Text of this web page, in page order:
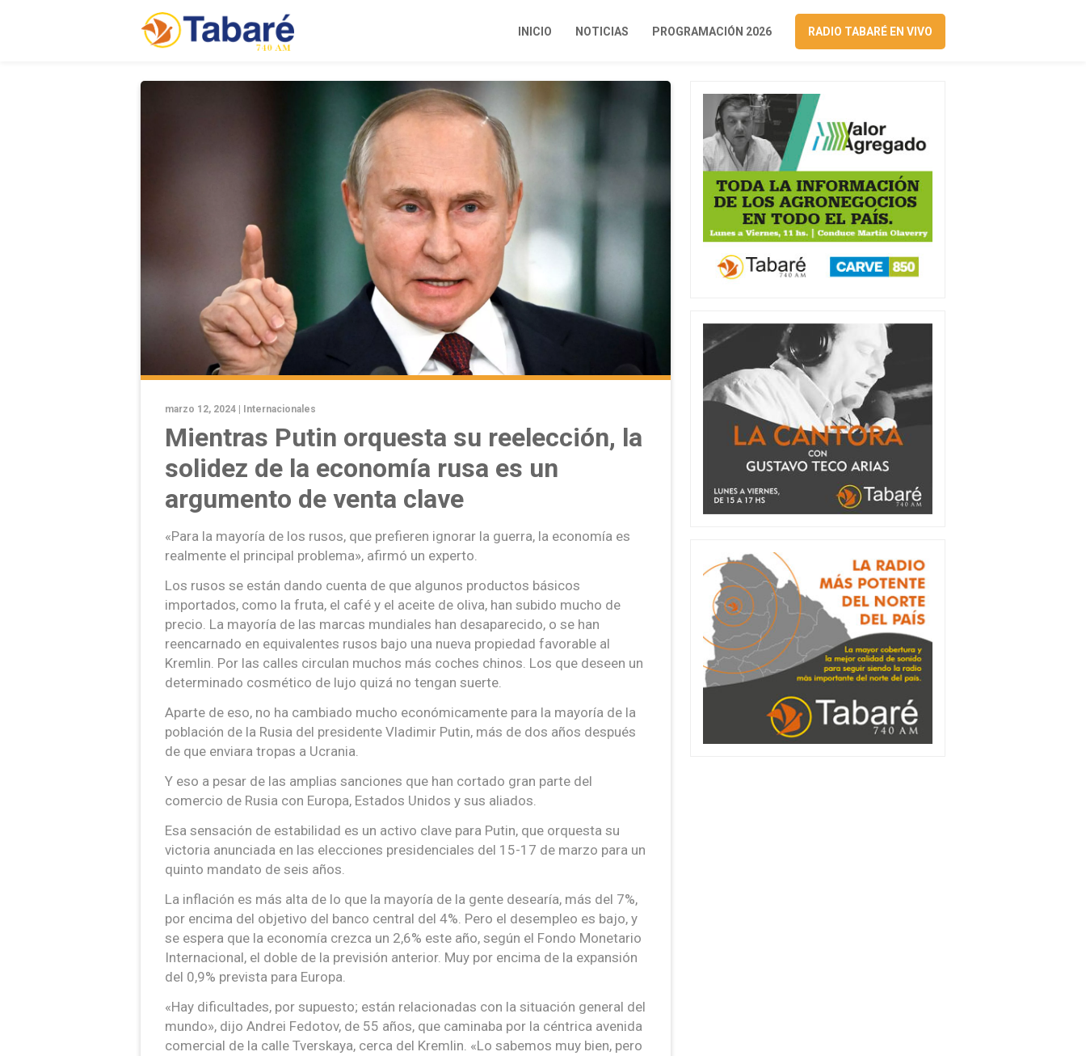
INICIO NOTICIAS PROGRAMACIÓN 2026 RADIO TABARÉ EN VIVO
marzo 12, 2024 | Internacionales
Mientras Putin orquesta su reelección, la
solidez de la economía rusa es un
argumento de venta clave
«Para la mayoría de los rusos, que prefieren ignorar la guerra, la economía es
realmente el principal problema», afirmó un experto.
Los rusos se están dando cuenta de que algunos productos básicos
importados, como la fruta, el café y el aceite de oliva, han subido mucho de
precio. La mayoría de las marcas mundiales han desaparecido, o se han
reencarnado en equivalentes rusos bajo una nueva propiedad favorable al
Kremlin. Por las calles circulan muchos más coches chinos. Los que deseen un
determinado cosmético de lujo quizá no tengan suerte.
Aparte de eso, no ha cambiado mucho económicamente para la mayoría de la
población de la Rusia del presidente Vladimir Putin, más de dos años después
de que enviara tropas a Ucrania.
Y eso a pesar de las amplias sanciones que han cortado gran parte del
comercio de Rusia con Europa, Estados Unidos y sus aliados.
Esa sensación de estabilidad es un activo clave para Putin, que orquesta su
victoria anunciada en las elecciones presidenciales del 15-17 de marzo para un
quinto mandato de seis años.
La inflación es más alta de lo que la mayoría de la gente desearía, más del 7%,
por encima del objetivo del banco central del 4%. Pero el desempleo es bajo, y
se espera que la economía crezca un 2,6% este año, según el Fondo Monetario
Internacional, el doble de la previsión anterior. Muy por encima de la expansión
del 0,9% prevista para Europa.
«Hay dificultades, por supuesto; están relacionadas con la situación general del
mundo», dijo Andrei Fedotov, de 55 años, que caminaba por la céntrica avenida
comercial de la calle Tverskaya, cerca del Kremlin. «Lo sabemos muy bien, pero